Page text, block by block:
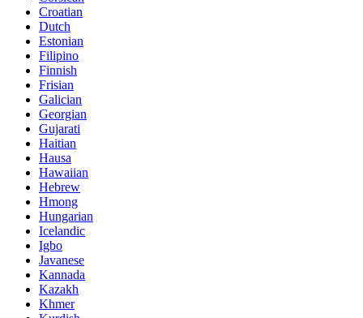
Croatian
Dutch
Estonian
Filipino
Finnish
Frisian
Galician
Georgian
Gujarati
Haitian
Hausa
Hawaiian
Hebrew
Hmong
Hungarian
Icelandic
Igbo
Javanese
Kannada
Kazakh
Khmer